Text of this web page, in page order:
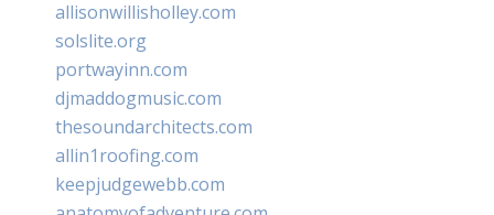
allisonwillisholley.com
solslite.org
portwayinn.com
djmaddogmusic.com
thesoundarchitects.com
allin1roofing.com
keepjudgewebb.com